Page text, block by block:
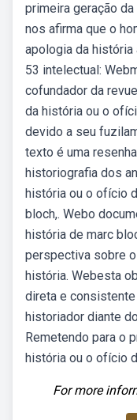
primeira geração
nos afirma que o
apologia da
53 intelectual:
cofundador da
da história ou o
devido a seu
texto é uma
historiografia dos
história ou o ofício
bloch,. Webo
história de marc
perspectiva sobre
história. Webesta
direta e consistente
historiador diante
Remetendo para o
história ou o ofício
For more